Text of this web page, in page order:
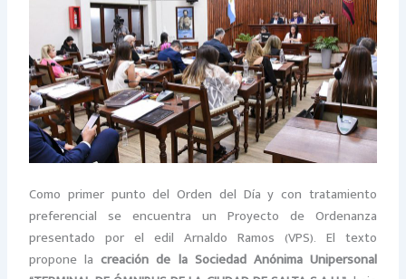
Como primer punto del Orden del Día y con tratamiento
preferencial se encuentra un Proyecto de Ordenanza
presentado por el edil Arnaldo Ramos (VPS). El texto
propone lacreación de la Sociedad Anónima Unipersonal